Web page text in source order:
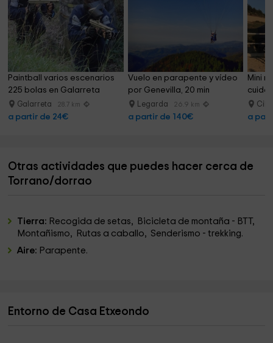
Paintball varios escenarios
225 bolas en Galarreta
Galarreta 28.7 km
a partir de 24€
Vuelo en parapente y vídeo
por Genevilla, 20 min
Legarda 26.9 km
a partir de 140€
Mini
1h
a
Otras actividades que puedes hacer cerca de
Torrano/dorrao
Tierra: Recogida de setas, Bicicleta de montaña - BTT,
Montañismo, Rutas a caballo, Senderismo - trekking.
Aire: Parapente.
Entorno de Casa Etxeondo